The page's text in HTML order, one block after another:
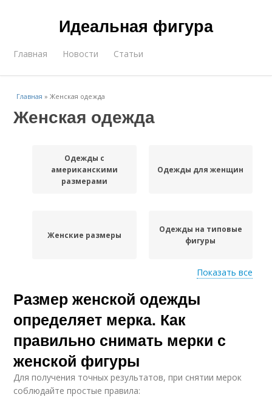
Идеальная фигура
Главная Новости Статьи
Главная »Женская одежда
Женская одежда
Одежды с
американскими
размерами
Одежды для женщин
Женские размеры
Одежды на типовые
фигуры
Женские мерки Женская фигура
Одежды для
прямоугольника
Показать все
Размер женской одежды
определяет мерка. Как
правильно снимать мерки с
женской фигуры
Для получения точных результатов, при снятии мерок
соблюдайте простые правила: